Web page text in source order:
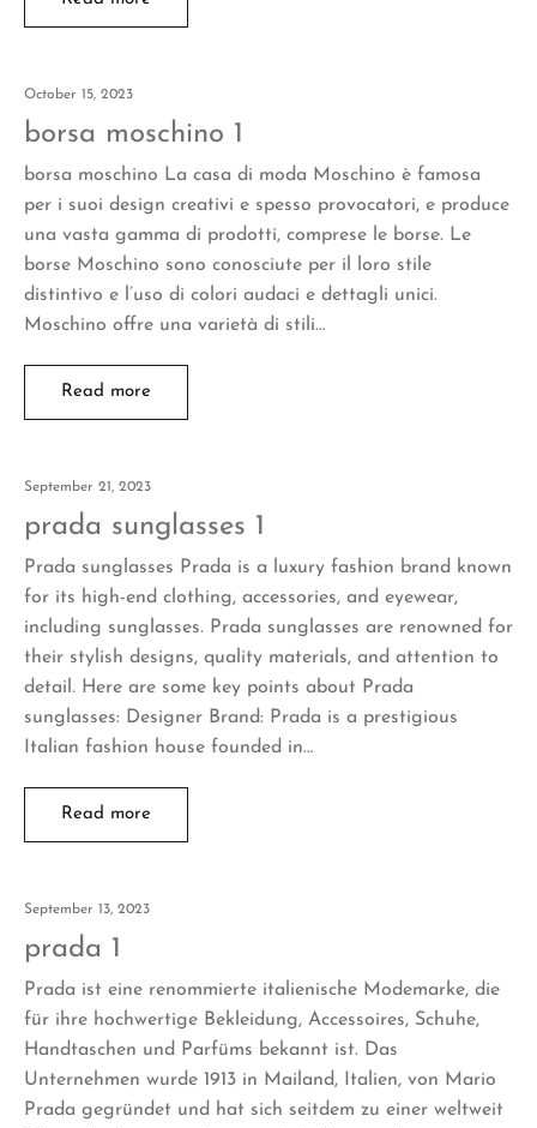
October 15, 2023
borsa moschino 1
borsa moschino La casa di moda Moschino è famosa
per i suoi design creativi e spesso provocatori, e produce
una vasta gamma di prodotti, comprese le borse. Le
borse Moschino sono conosciute per il loro stile
distintivo e l’uso di colori audaci e dettagli unici.
Moschino offre una varietà di stili…
Read more
September 21, 2023
prada sunglasses 1
Prada sunglasses Prada is a luxury fashion brand known
for its high-end clothing, accessories, and eyewear,
including sunglasses. Prada sunglasses are renowned for
their stylish designs, quality materials, and attention to
detail. Here are some key points about Prada
sunglasses: Designer Brand: Prada is a prestigious
Italian fashion house founded in…
Read more
September 13, 2023
prada 1
Prada ist eine renommierte italienische Modemarke, die
für ihre hochwertige Bekleidung, Accessoires, Schuhe,
Handtaschen und Parfüms bekannt ist. Das
Unternehmen wurde 1913 in Mailand, Italien, von Mario
Prada gegründet und hat sich seitdem zu einer weltweit